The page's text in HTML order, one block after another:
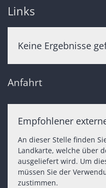
Links
Keine Ergebnisse
Anfahrt
Empfohlener
An dieser Stelle finden
Landkarte, welche über
ausgeliefert wird. Um
müssen Sie der
zustimmen.